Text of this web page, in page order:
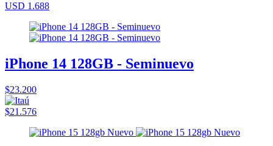
USD 1.688
iPhone 14 128GB - Seminuevo
$23.200
$21.576